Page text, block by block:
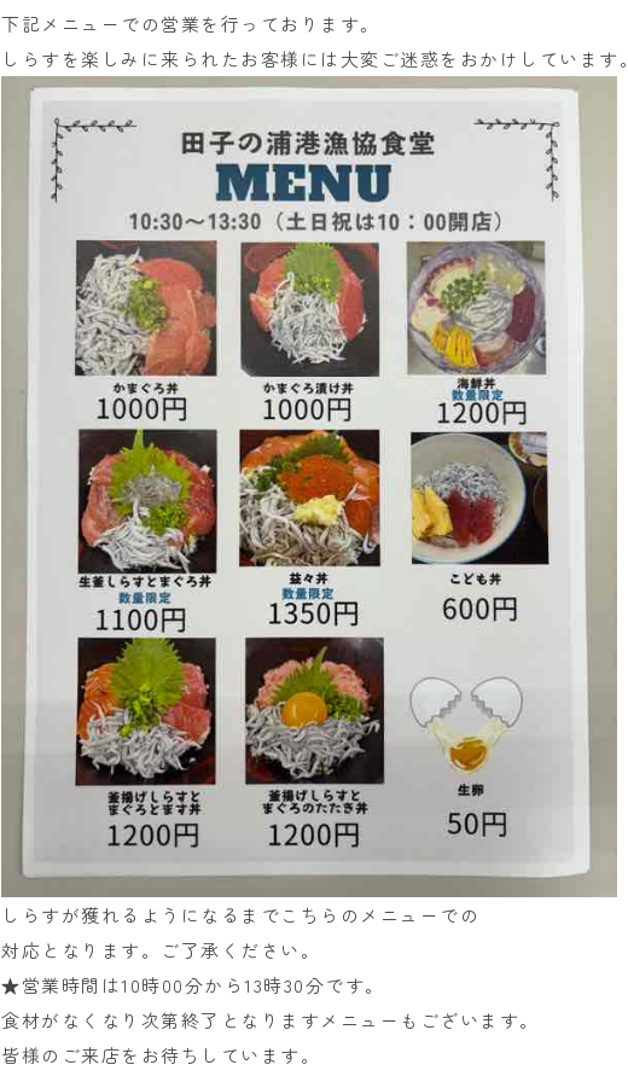
下記メニューでの営業を行っております。
しらすを楽しみに来られたお客様には大変ご迷惑をおかけしています。
しらすが獲れるようになるまでこちらのメニューでの
対応となります。ご了承ください。
★営業時間は10時00分から13時30分です。
食材がなくなり次第終了となりますメニューもございます。
皆様のご来店をお待ちしています。